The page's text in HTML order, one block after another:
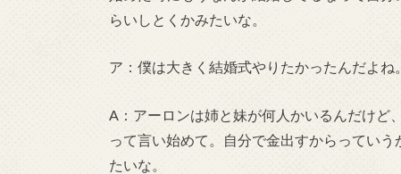
らいしとくかみたいな。
ア：僕は大きく結婚式やりたかったんだよね。
A：アーロンは姉と妹が何人かいるんだけど
って言い始めて。自分で金出すからってい
たいな。